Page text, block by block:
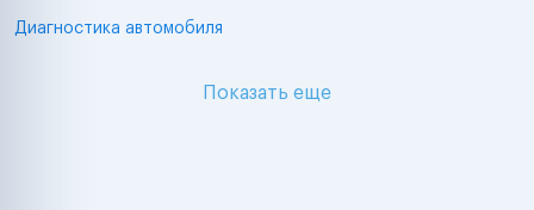
Диагностика автомобиля
Показать еще